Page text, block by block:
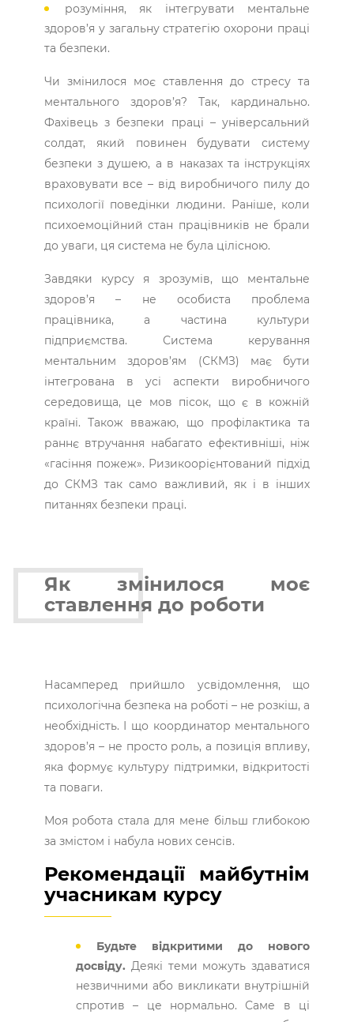
розуміння, як інтегрувати ментальне
здоров’я у загальну стратегію охорони праці
та безпеки.
Чи змінилося моє ставлення до стресу та
ментального здоров’я? Так, кардинально.
Фахівець з безпеки праці – універсальний
солдат, який повинен будувати систему
безпеки з душею, а в наказах та інструкціях
враховувати все – від виробничого пилу до
психології поведінки людини. Раніше, коли
психоемоційний стан працівників не брали
до уваги, ця система не була цілісною.
Завдяки курсу я зрозумів, що ментальне
здоров’я – не особиста проблема
працівника, а частина культури
підприємства. Система керування
ментальним здоров’ям (СКМЗ) має бути
інтегрована в усі аспекти виробничого
середовища, це мов пісок, що є в кожній
країні. Також вважаю, що профілактика та
раннє втручання набагато ефективніші, ніж
«гасіння пожеж». Ризикоорієнтований підхід
до СКМЗ так само важливий, як і в інших
питаннях безпеки праці.
Як змінилося моє
ставлення до роботи
Насамперед прийшло усвідомлення, що
психологічна безпека на роботі – не розкіш, а
необхідність. І що координатор ментального
здоров’я – не просто роль, а позиція впливу,
яка формує культуру підтримки, відкритості
та поваги.
Моя робота стала для мене більш глибокою
за змістом і набула нових сенсів.
Рекомендації майбутнім
учасникам курсу
Будьте відкритими до нового
досвіду. Деякі теми можуть здаватися
незвичними або викликати внутрішній
спротив – це нормально. Саме в ці